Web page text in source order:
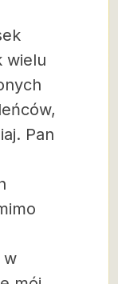
wielu
Pan
w